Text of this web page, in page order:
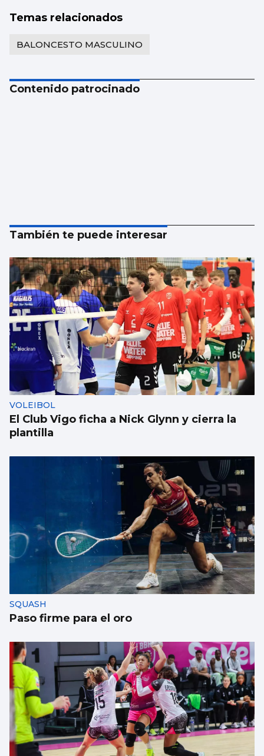
Temas relacionados
BALONCESTO MASCULINO
Contenido patrocinado
También te puede interesar
VOLEIBOL
El Club Vigo ficha a Nick Glynn y cierra la
plantilla
SQUASH
Paso firme para el oro